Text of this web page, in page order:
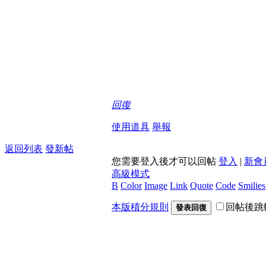
回復
使用道具 舉報
返回列表 發新帖
您需要登入後才可以回帖 登入 | 新會
高級模式
B Color Image Link Quote Code Smilies
本版積分規則 發表回復 回帖後